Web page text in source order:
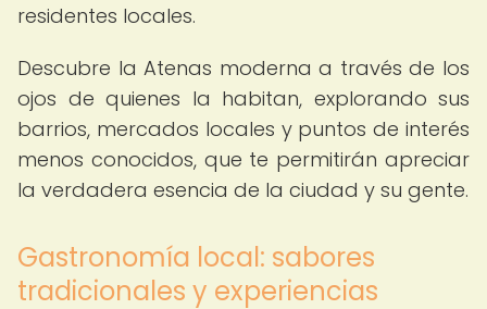
residentes locales.
Descubre la Atenas moderna a través de los
ojos de quienes la habitan, explorando sus
barrios, mercados locales y puntos de interés
menos conocidos, que te permitirán apreciar
la verdadera esencia de la ciudad y su gente.
Gastronomía local: sabores
tradicionales y experiencias